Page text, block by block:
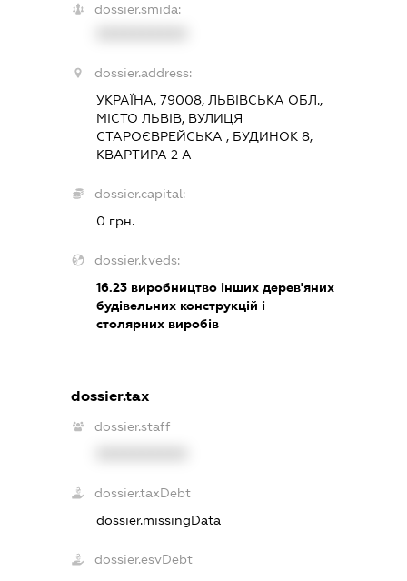
dossier.smida:
dossier.address:
УКРАЇНА, 79008, ЛЬВІВСЬКА ОБЛ.,
МІСТО ЛЬВІВ, ВУЛИЦЯ
СТАРОЄВРЕЙСЬКА , БУДИНОК 8,
КВАРТИРА 2 А
dossier.capital:
0 грн.
dossier.kveds:
16.23 виробництво інших дерев'яних
будівельних конструкцій і
столярних виробів
dossier.tax
dossier.staff
dossier.taxDebt
dossier.missingData
dossier.esvDebt